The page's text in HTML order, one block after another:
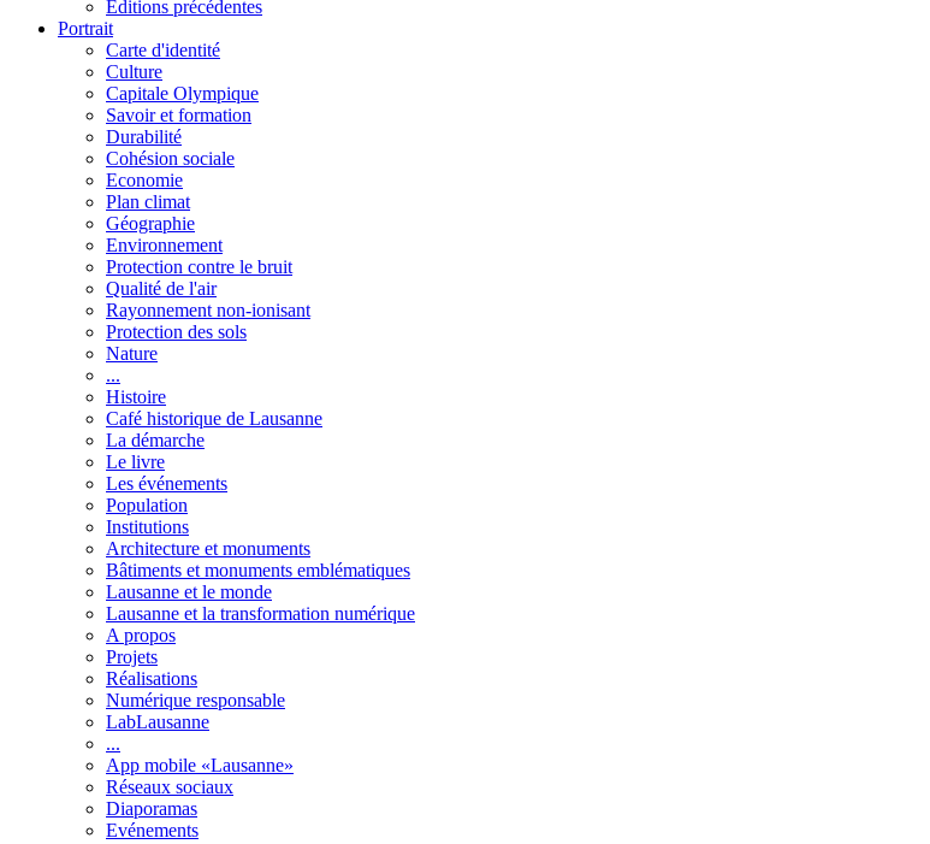
Editions précédentes
Portrait
Carte d'identité
Culture
Capitale Olympique
Savoir et formation
Durabilité
Cohésion sociale
Economie
Plan climat
Géographie
Environnement
Protection contre le bruit
Qualité de l'air
Rayonnement non-ionisant
Protection des sols
Nature
...
Histoire
Café historique de Lausanne
La démarche
Le livre
Les événements
Population
Institutions
Architecture et monuments
Bâtiments et monuments emblématiques
Lausanne et le monde
Lausanne et la transformation numérique
A propos
Projets
Réalisations
Numérique responsable
LabLausanne
...
App mobile «Lausanne»
Réseaux sociaux
Diaporamas
Evénements